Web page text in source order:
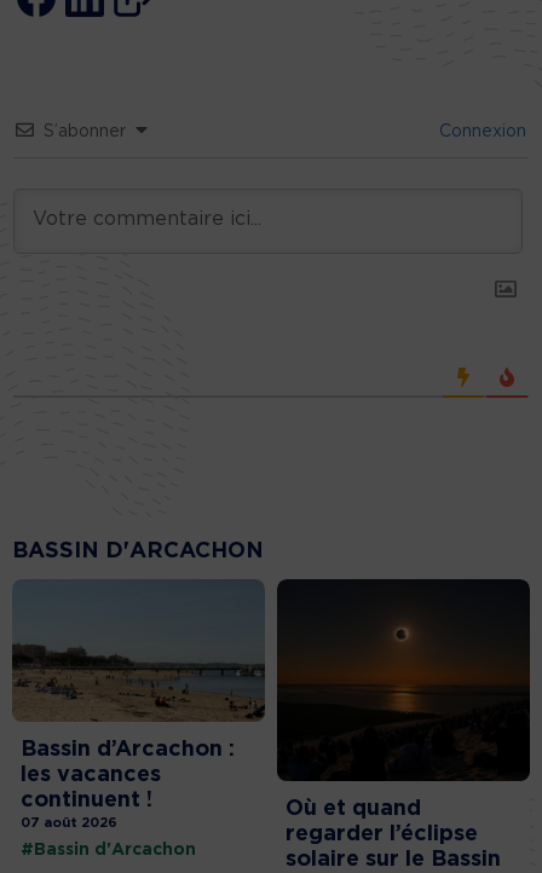
S’abonner Connexion
BASSIN D'ARCACHON
Bassin d’Arcachon :
les vacances
continuent !
07 août 2026
#Bassin d'Arcachon
Où et quand
regarder l’éclipse
solaire sur le Bassin